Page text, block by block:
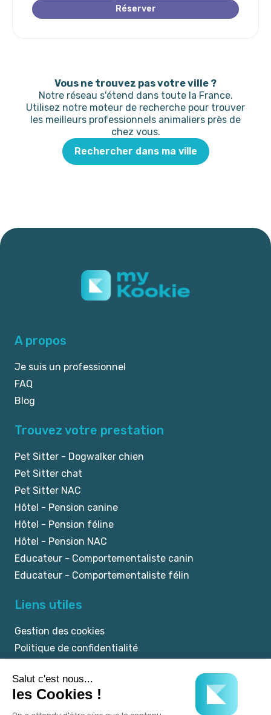
Réserver
Vous ne trouvez pas votre ville ?
Notre réseau s'étend dans toute la France.
Utilisez notre moteur de recherche pour trouver
les meilleurs professionnels animaliers près de
chez vous.
Rechercher dans ma ville
A propos
Je suis un professionnel
FAQ
Blog
Trouvez votre prestation
Pet Sitter - Dogwalker chien
Pet Sitter chat
Pet Sitter NAC
Hôtel - Pension canine
Hôtel - Pension féline
Hôtel - Pension NAC
Educateur - Comportementaliste canin
Educateur - Comportementaliste félin
Liens utiles
Gestion des cookies
Politique de confidentialité
CGU